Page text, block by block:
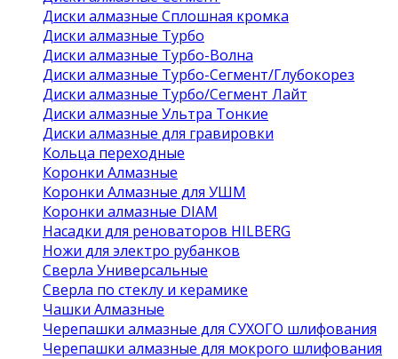
Диски алмазные Сплошная кромка
Диски алмазные Турбо
Диски алмазные Турбо-Волна
Диски алмазные Турбо-Сегмент/Глубокорез
Диски алмазные Турбо/Сегмент Лайт
Диски алмазные Ультра Тонкие
Диски алмазные для гравировки
Кольца переходные
Коронки Алмазные
Коронки Алмазные для УШМ
Коронки алмазные DIAM
Насадки для реноваторов HILBERG
Ножи для электро рубанков
Сверла Универсальные
Сверла по стеклу и керамике
Чашки Алмазные
Черепашки алмазные для СУХОГО шлифования
Черепашки алмазные для мокрого шлифования